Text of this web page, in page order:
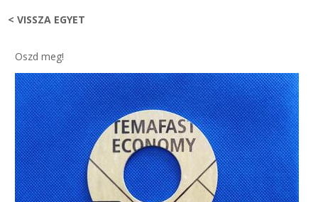
IPARI KARIMA TÖMÍTÉS
TÖMÍTŐ TÁBLA - SZIGETELŐ LEMEZ
GUMILEMEZ - FILC - HÓTOLÓ
TÖMÍTŐ ZSINÓR - RAGASZTÓ
Egyedi gyártás
Hírek
Kapcsolat
ÁSZF
< VISSZA EGYET
Oszd meg!